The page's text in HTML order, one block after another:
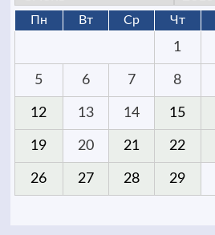
Пн Вт Ср Чт
1
5 6 7 8
12 13 14 15
19 20 21 22
26 27 28 29